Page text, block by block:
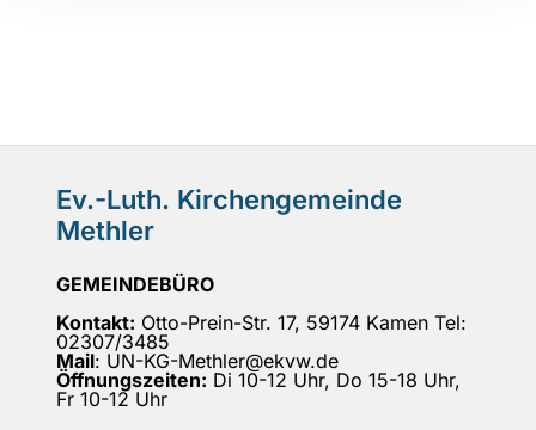
Ev.-Luth. Kirchengemeinde
Methler
GEMEINDEBÜRO
Kontakt: Otto-Prein-Str. 17, 59174 Kamen Tel:
02307/3485
Mail: UN-KG-Methler@ekvw.de
Öffnungszeiten: Di 10-12 Uhr, Do 15-18 Uhr,
Fr 10-12 Uhr